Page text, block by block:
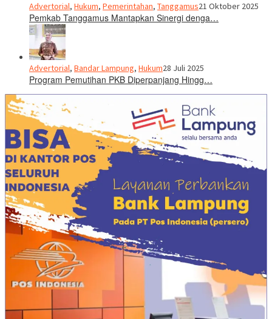
Advertorial, Hukum, Pemerintahan, Tanggamus21 Oktober 2025
Pemkab Tanggamus Mantapkan Sinergi denga…
Advertorial, Bandar Lampung, Hukum28 Juli 2025
Program Pemutihan PKB Diperpanjang Hingg…